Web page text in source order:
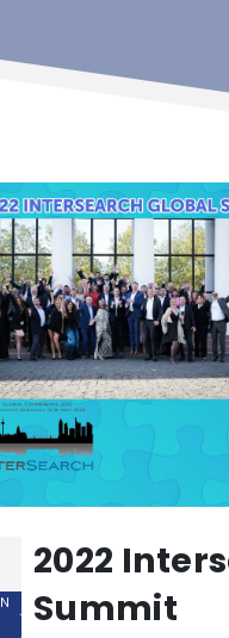
2022
Summit